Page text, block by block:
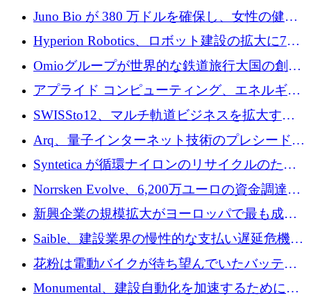
の契約で買収、99か国にまたがるプラットフ
ォームを構築
Juno Bio が 380 万ドルを確保し、女性の健康
専用の初のシーケンスラボを開設
Hyperion Robotics、ロボット建設の拡大に740
万ドルを確保
Omioグループが世界的な鉄道旅行大国の創設
を目指してRail Europeを買収
アプライド コンピューティング、エネルギー
向け基盤 AI の拡張に 2,000 万ドルを調達
SWISSto12、マルチ軌道ビジネスを拡大する
ためにシリーズCで7,000万ドルを調達
Arq、量子インターネット技術のプレシードと
して140万ドルを確保
Syntetica が循環ナイロンのリサイクルのため
にシリーズ A で 3,000 万ドルを調達
Norrsken Evolve、6,200万ユーロの資金調達
後、アムステルダムに根を張る
新興企業の規模拡大がヨーロッパで最も成功
した創業者を生み出す、アントラー氏が発見
Saible、建設業界の慢性的な支払い遅延危機に
対処するために 290 万ポンドを調達
花粉は電動バイクが待ち望んでいたバッテリ
ー交換ネットワークを構築している
Monumental、建設自動化を加速するためにシ